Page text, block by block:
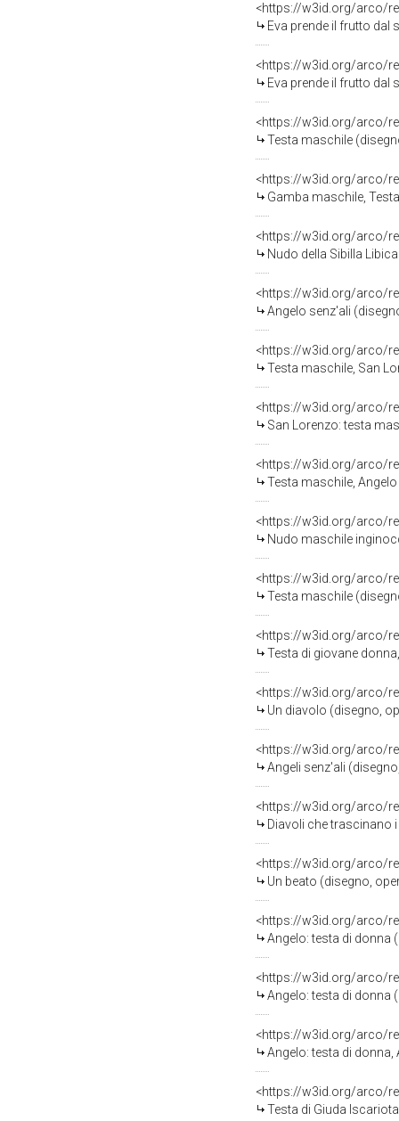
<https://w3id.org/arco/
Eva prende il frutto dal
<https://w3id.org/arco/
Eva prende il frutto dal
<https://w3id.org/arco/
Testa maschile
<https://w3id.org/arco/
Gamba maschile, Testa
<https://w3id.org/arco/
Nudo della Sibilla
<https://w3id.org/arco/
Angelo senz'ali
<https://w3id.org/arco/
Testa maschile, San
<https://w3id.org/arco/
San Lorenzo: testa
<https://w3id.org/arco/
Testa maschile,
<https://w3id.org/arco/
Nudo maschile
<https://w3id.org/arco/
Testa maschile
<https://w3id.org/arco/
Testa di giovane
<https://w3id.org/arco/
Un diavolo (disegno,
<https://w3id.org/arco/
Angeli senz'ali
<https://w3id.org/arco/
Diavoli che trascinano
<https://w3id.org/arco/
Un beato (disegno,
<https://w3id.org/arco/
Angelo: testa di donna
<https://w3id.org/arco/
Angelo: testa di donna
<https://w3id.org/arco/
Angelo: testa di
<https://w3id.org/arco/
Testa di Giuda